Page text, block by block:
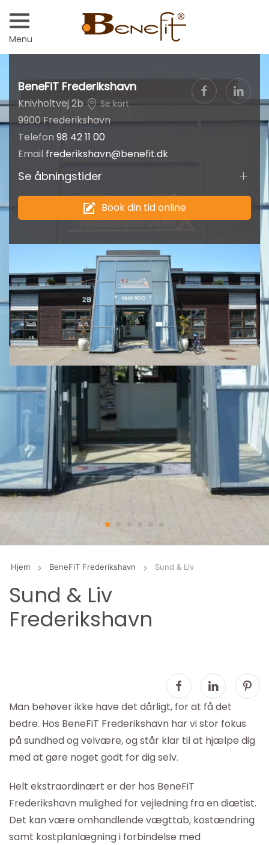
Menu
BeneFiT Frederikshavn
Knivholtvej 2b Se kort
9900 Frederikshavn
Telefon 98 42 11 00
Email frederikshavn@benefit.dk
Se åbningstider
Book din tid online
Hjem BeneFiT Frederikshavn Sund & Liv
Sund & Liv
Frederikshavn
Man behøver ikke have det dårligt, for at få det
bedre. Hos BeneFiT Frederikshavn har vi stor fokus
på sundhed og velvære, og står klar til at hjælpe dig
med at gøre noget godt for dig selv.
Helt ekstraordinært er der hos BeneFiT
Frederikshavn mulighed for vejledning fra en diætist.
Det kan være omhandlende vægttab, kostændring
samt kostplanlægning i forbindelse med